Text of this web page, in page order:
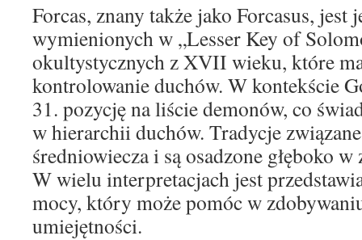
Forcas, znany także jako Forcasus, jest
wymienionych w „Lesser Key of
okultystycznych z XVII wieku, które
kontrolowanie duchów. W kontekście
31. pozycję na liście demonów, co
w hierarchii duchów. Tradycje
średniowiecza i są osadzone głęboko
W wielu interpretacjach jest
mocy, który może pomóc w
umiejętności.